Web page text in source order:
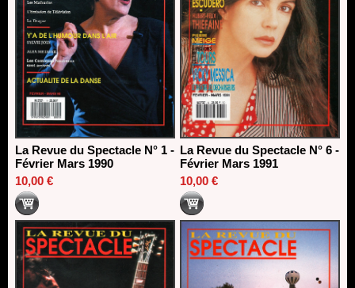
La Revue du Spectacle N° 1 -
Février Mars 1990
10,00 €
La Revue du Spectacle N° 6 -
Février Mars 1991
10,00 €